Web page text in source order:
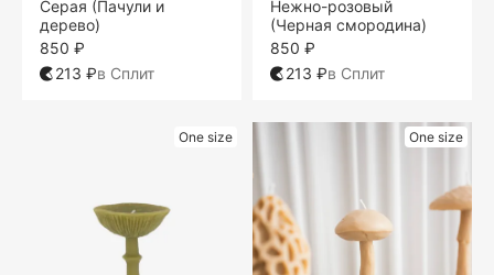
Серая (Пачули и
дерево)
850 ₽
213 ₽в Сплит
Нежно-розовый
(Черная смородина)
850 ₽
213 ₽в Сплит
One size One size